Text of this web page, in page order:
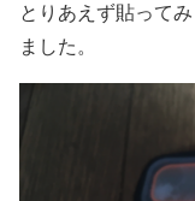
とりあえず貼って
ました。